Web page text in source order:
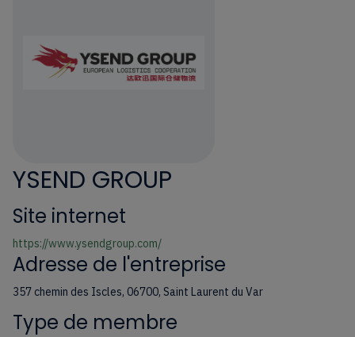
YSEND GROUP
Site internet
https://www.ysendgroup.com/
Adresse de l'entreprise
357 chemin des Iscles, 06700, Saint Laurent du Var
Type de membre